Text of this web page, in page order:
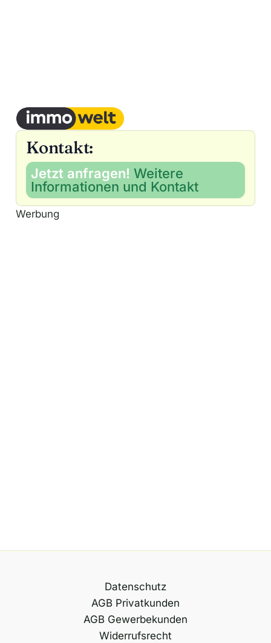
Kontakt:
Jetzt anfragen! Weitere
Informationen und Kontakt
Werbung
Datenschutz
AGB Privatkunden
AGB Gewerbekunden
Widerrufsrecht